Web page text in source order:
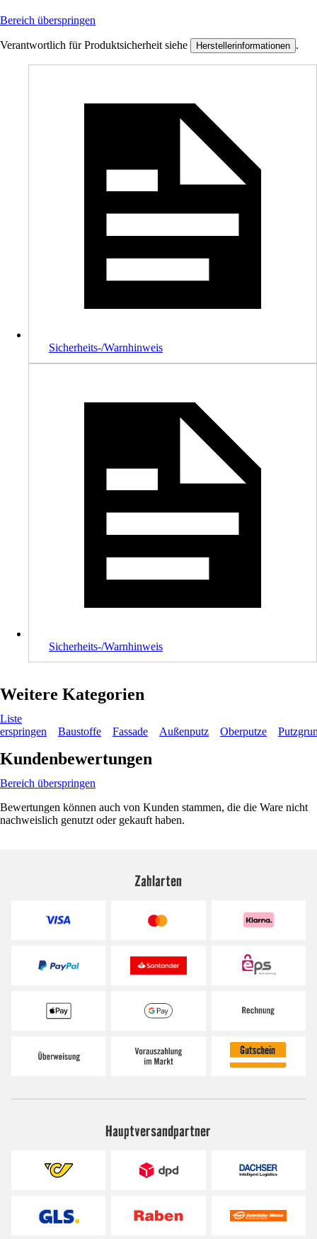
Bereich überspringen
Verantwortlich für Produktsicherheit siehe Herstellerinformationen .
Sicherheits-/Warnhinweis
Sicherheits-/Warnhinweis
Weitere Kategorien
Liste
Baustoffe Fassade Außenputz Oberputze
Kundenbewertungen
Bereich überspringen
Bewertungen können auch von Kunden stammen, die die Ware nicht
nachweislich genutzt oder gekauft haben.
Zahlarten
Hauptversandpartner